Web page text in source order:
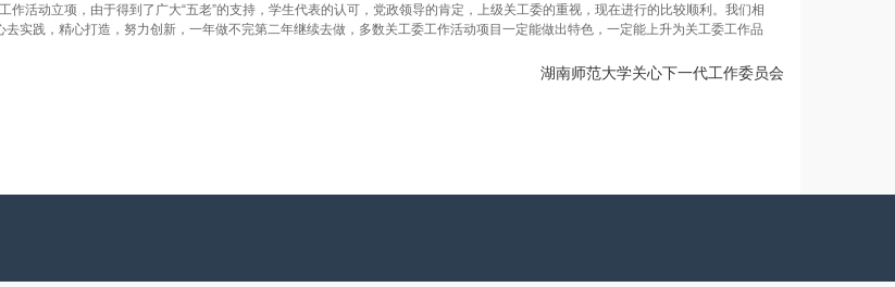
活动立项，由于得到了广大“五老”的支持，学生代表的认可，党政领导的肯定，上级关工委的重视，现在进行的比较顺利。我们相
去实践，精心打造，努力创新，一年做不完第二年继续去做，多数关工委工作活动项目一定能做出特色，一定能上升为关工委工作品
湖南师范大学关心下一代工作委员会